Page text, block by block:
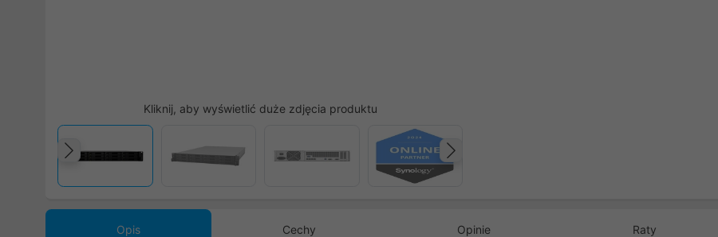
Kliknij, aby wyświetlić duże zdjęcia produktu
Poprzedni
Opis Cechy Opinie Raty